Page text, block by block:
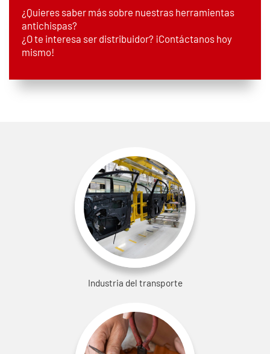
¿Quieres saber más sobre nuestras herramientas
antichispas?
¿O te interesa ser distribuidor? ¡Contáctanos hoy
mismo!
Industria del transporte